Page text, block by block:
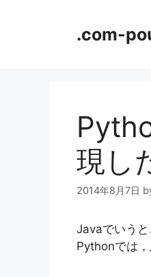
.com-
現し
2014年8月7日
Javaでいう
Pythonでは，